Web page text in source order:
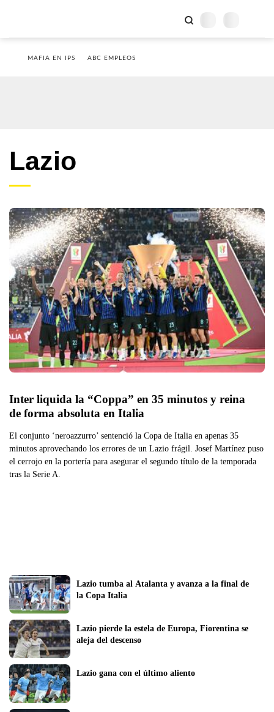
MAFIA EN IPS ABC EMPLEOS
Lazio
Inter liquida la “Coppa” en 35 minutos y reina
de forma absoluta en Italia
El conjunto ‘neroazzurro’ sentenció la Copa de Italia en apenas 35
minutos aprovechando los errores de un Lazio frágil. Josef Martínez puso
el cerrojo en la portería para asegurar el segundo título de la temporada
tras la Serie A.
Lazio tumba al Atalanta y avanza a la final de
la Copa Italia
Lazio pierde la estela de Europa, Fiorentina se
aleja del descenso
Lazio gana con el último aliento